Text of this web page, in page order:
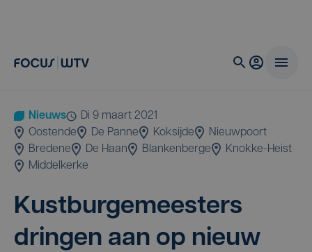
Nieuws
di 9 maart 2021
Oostende
De Panne Koksijde
Nieuwpoort
Bredene
De Haan Blankenberge
Knokke-Heist
Middelkerke
Kust­bur­ge­mees­ters
drin­gen aan op nieuw